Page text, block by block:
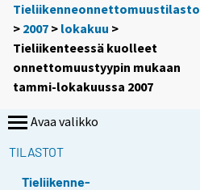
Tieliikenneonnettomuustilasto
> 2007 > lokakuu >
Tieliikenteessä kuolleet
onnettomuustyypin mukaan
tammi-lokakuussa 2007
Avaa valikko
TILASTOT
Tieliikenne-